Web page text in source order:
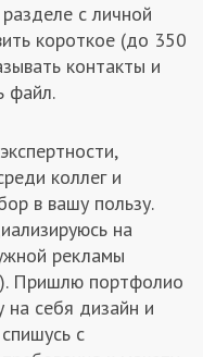
с личной
короткое (до 350
контакты и
файл.
коллег и
в вашу пользу.
на
рекламы
Пришлю портфолио
на себя дизайн и
с